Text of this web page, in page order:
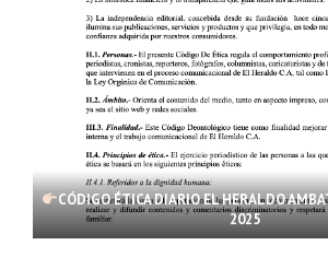
CÓDIGO ÉTICA DIARIO EL HERALDO
2025